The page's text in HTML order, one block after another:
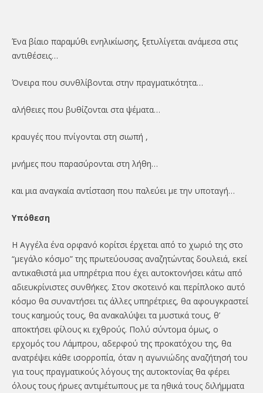
Ένα βίαιο παραμύθι ενηλικίωσης, ξετυλίγεται ανάμεσα στις
αντιθέσεις…
Όνειρα που συνθλίβονται στην πραγματικότητα…
αλήθειες που βυθίζονται στα ψέματα…
κραυγές που πνίγονται στη σιωπή ,
μνήμες που παρασύρονται στη λήθη…
και μια αναγκαία αντίσταση που παλεύει με την υποταγή…
Υπόθεση
Η Αγγέλα ένα ορφανό κορίτσι έρχεται από το χωριό της στο
“μεγάλο κόσμο” της πρωτεύουσας αναζητώντας δουλειά, εκεί
αντικαθιστά μια υπηρέτρια που έχει αυτοκτονήσει κάτω από
αδιευκρίνιστες συνθήκες. Στον σκοτεινό και περίπλοκο αυτό
κόσμο θα συναντήσει τις άλλες υπηρέτριες, θα αφουγκραστεί
τους καημούς τους, θα ανακαλύψει τα μυστικά τους, θ’
αποκτήσει φίλους κι εχθρούς. Πολύ σύντομα όμως, ο
ερχομός του Λάμπρου, αδερφού της προκατόχου της, θα
ανατρέψει κάθε ισορροπία, όταν η αγωνιώδης αναζήτησή του
για τους πραγματικούς λόγους της αυτοκτονίας θα φέρει
όλους τους ήρωες αντιμέτωπους με τα ηθικά τους διλήμματα